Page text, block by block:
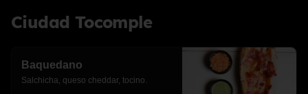
Ciudad Tocomple
Baquedano
Salchicha, queso cheddar, tocino.